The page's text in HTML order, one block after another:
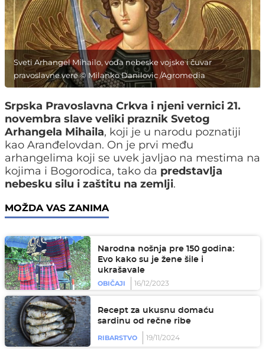
Sveti Arhangel Mihailo, vođa nebeske vojske i čuvar
pravoslavne vere © Milanko Danilovic /Agromedia
Srpska Pravoslavna Crkva i njeni vernici 21.
novembra slave veliki praznik Svetog
Arhangela Mihaila, koji je u narodu poznatiji
kao Aranđelovdan. On je prvi među
arhangelima koji se uvek javljao na mestima na
kojima i Bogorodica, tako da predstavlja
nebesku silu i zaštitu na zemlji.
MOŽDA VAS ZANIMA
Narodna nošnja pre 150 godina:
Evo kako su je žene šile i
ukrašavale
OBIČAJI
16/12/2023
Recept za ukusnu domaću
sardinu od rečne ribe
RIBARSTVO 19/11/2024